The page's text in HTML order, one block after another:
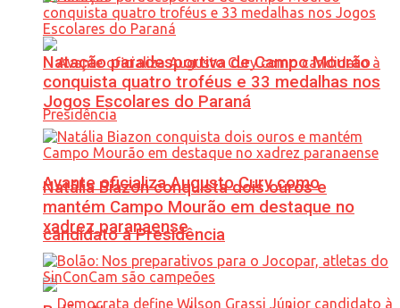
Avante oficializa Augusto Cury como
candidato à Presidência
Natação paradesportiva de Campo Mourão
conquista quatro troféus e 33 medalhas nos
Jogos Escolares do Paraná
Natália Biazon conquista dois ouros e
mantém Campo Mourão em destaque no
xadrez paranaense